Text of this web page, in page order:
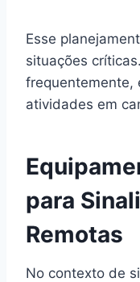
Esse
situações
frequentemente,
atividades em
para
Remotas
No contexto de